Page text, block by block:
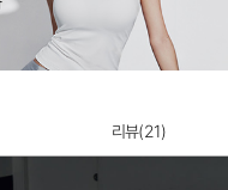
리뷰(21)